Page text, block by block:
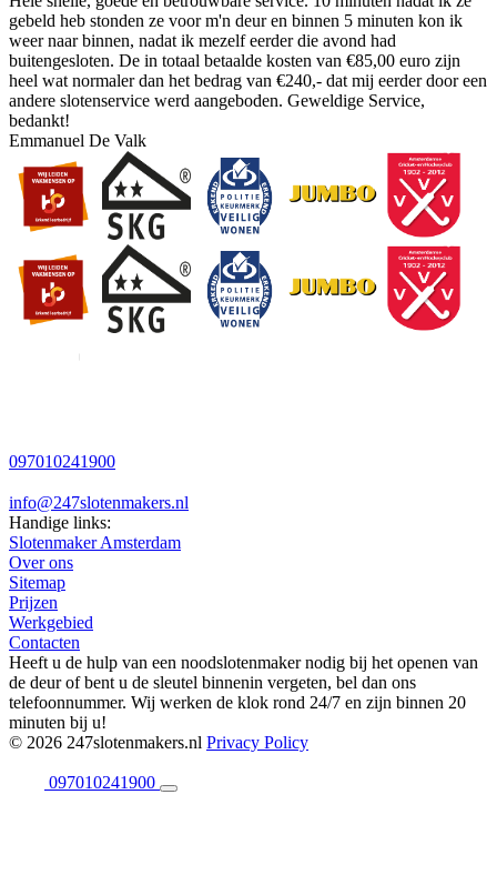
gebeld heb stonden ze voor m'n deur en binnen 5 minuten kon ik
weer naar binnen, nadat ik mezelf eerder die avond had
buitengesloten. De in totaal betaalde kosten van €85,00 euro zijn
heel wat normaler dan het bedrag van €240,- dat mij eerder door een
andere slotenservice werd aangeboden. Geweldige Service,
bedankt!
Emmanuel De Valk
097010241900
info@247slotenmakers.nl
Handige links:
Slotenmaker Amsterdam
Over ons
Sitemap
Prijzen
Werkgebied
Contacten
Heeft u de hulp van een noodslotenmaker nodig bij het openen van
de deur of bent u de sleutel binnenin vergeten, bel dan ons
telefoonnummer. Wij werken de klok rond 24/7 en zijn binnen 20
minuten bij u!
© 2026 247slotenmakers.nl Privacy Policy
097010241900